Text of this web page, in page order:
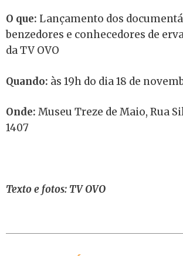
O que: Lançamento dos
benzedores e conhecedores de
da TV OVO
Quando: às 19h do dia 18 de
Onde: Museu Treze de Maio, Rua
1407
Texto e fotos: TV OVO